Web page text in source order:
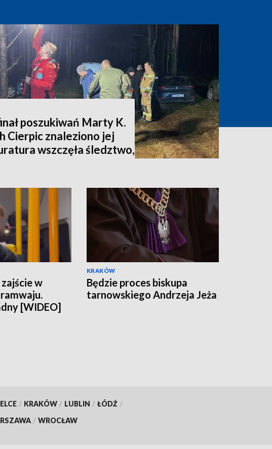
poszukiwań Marty K.
Cierpic znaleziono jej
wszczęła śledztwo,
w
[WIDEO]
KRAKÓW
Będzie proces biskupa
tarnowskiego Andrzeja Jeża
/ KRAKÓW / LUBLIN / ŁÓDŹ /
/ WROCŁAW